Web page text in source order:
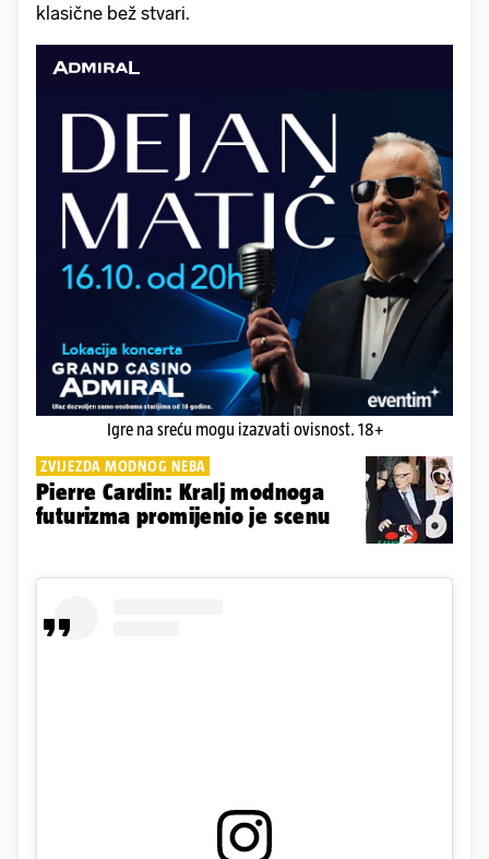
klasične bež stvari.
Igre na sreću mogu izazvati ovisnost. 18+
ZVIJEZDA MODNOG NEBA
Pierre Cardin: Kralj modnoga
futurizma promijenio je scenu